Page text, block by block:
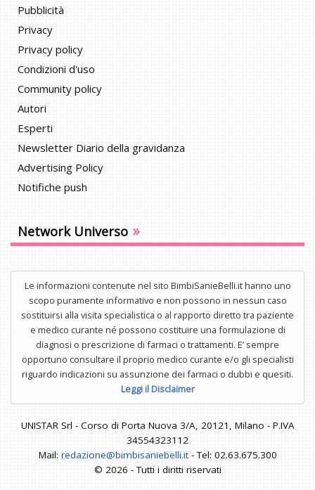
Pubblicità
Privacy
Privacy policy
Condizioni d'uso
Community policy
Autori
Esperti
Newsletter Diario della gravidanza
Advertising Policy
Notifiche push
Network Universo »
Le informazioni contenute nel sito BimbiSanieBelli.it hanno uno
scopo puramente informativo e non possono in nessun caso
sostituirsi alla visita specialistica o al rapporto diretto tra paziente
e medico curante né possono costituire una formulazione di
diagnosi o prescrizione di farmaci o trattamenti. E’ sempre
opportuno consultare il proprio medico curante e/o gli specialisti
riguardo indicazioni su assunzione dei farmaci o dubbi e quesiti.
Leggi il Disclaimer
UNISTAR Srl - Corso di Porta Nuova 3/A, 20121, Milano - P.IVA
34554323112
Mail: redazione@bimbisaniebelli.it- Tel: 02.63.675.300
© 2026 - Tutti i diritti riservati